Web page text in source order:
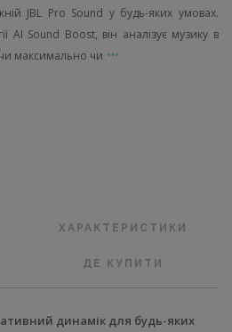
JBL Pro Sound у будь-яких умовах.
AI Sound Boost, він аналізує музику в
максимально чи
ХАРАКТЕРИСТИКИ
ДЕ КУПИТИ
динамік для будь-яких